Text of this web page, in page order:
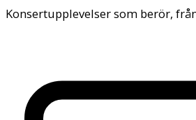
Konsertupplevelser som berör,